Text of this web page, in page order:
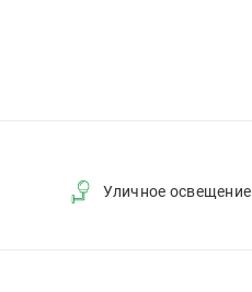
Уличное освещение